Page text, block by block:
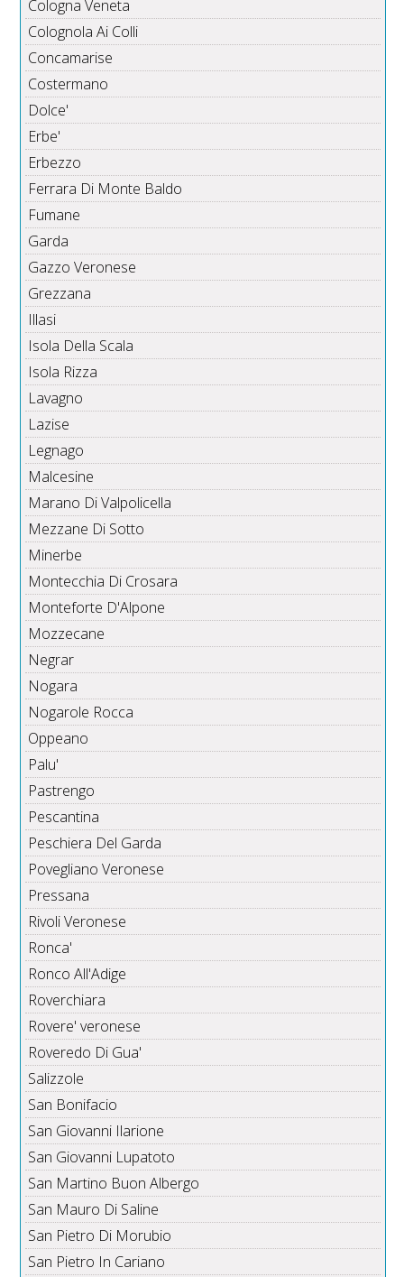
Cologna Veneta
Colognola Ai Colli
Concamarise
Costermano
Dolce'
Erbe'
Erbezzo
Ferrara Di Monte Baldo
Fumane
Garda
Gazzo Veronese
Grezzana
Illasi
Isola Della Scala
Isola Rizza
Lavagno
Lazise
Legnago
Malcesine
Marano Di Valpolicella
Mezzane Di Sotto
Minerbe
Montecchia Di Crosara
Monteforte D'Alpone
Mozzecane
Negrar
Nogara
Nogarole Rocca
Oppeano
Palu'
Pastrengo
Pescantina
Peschiera Del Garda
Povegliano Veronese
Pressana
Rivoli Veronese
Ronca'
Ronco All'Adige
Roverchiara
Rovere' veronese
Roveredo Di Gua'
Salizzole
San Bonifacio
San Giovanni Ilarione
San Giovanni Lupatoto
San Martino Buon Albergo
San Mauro Di Saline
San Pietro Di Morubio
San Pietro In Cariano